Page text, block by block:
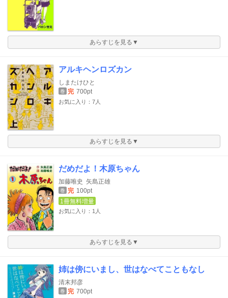
あらすじを見る▼
アルキヘンロズカン
しまたけひと
巻 完 700pt
お気に入り：7人
あらすじを見る▼
だめだよ！木原ちゃん
加藤唯史 矢島正雄
巻 完 100pt
1冊無料増量
お気に入り：1人
あらすじを見る▼
姉は傍にいまし、世はなべてこともなし
清末邦彦
巻 完 700pt